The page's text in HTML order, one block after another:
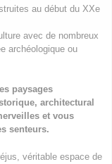
au début du XXe
avec de nombreux
archéologique ou
paysages
architectural
et vous
senteurs.
véritable espace de